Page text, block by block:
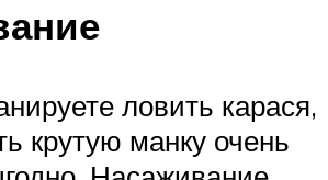
ловить карася,
крутую манку очень